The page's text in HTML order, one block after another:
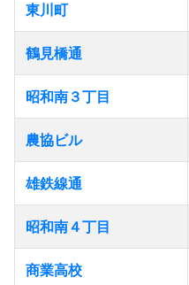
東川町
鶴見橋通
昭和南３丁目
農協ビル
雄鉄線通
昭和南４丁目
商業高校
東川町
鶴見橋通
昭和南３丁目
農協ビル
雄鉄線通
昭和南４丁目
商業高校